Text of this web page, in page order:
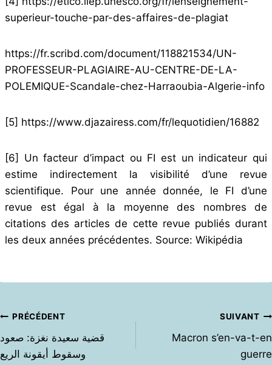
superieur-touche-par-des-affaires-de-plagiat
https://fr.scribd.com/document/118821534/UN-
PROFESSEUR-PLAGIAIRE-AU-CENTRE-DE-LA-
POLEMIQUE-Scandale-chez-Harraoubia-Algerie-info
[5] https://www.djazairess.com/fr/lequotidien/16882
[6]
Un facteur d’impact ou FI est un indicateur qui
estime indirectement la visibilité d’une revue
scientifique. Pour une année donnée, le FI d’une
revue est égal à la moyenne des nombres de
citations des articles de cette revue publiés durant
les deux années précédentes. Source: Wikipédia
Navigation
de
l’article
PRÉCÉDENT
قضية سعيدة نغزة: صعود
وسقوط أيقونة الريع
SUIVANT
Macron s’en-va-t-en
guerre